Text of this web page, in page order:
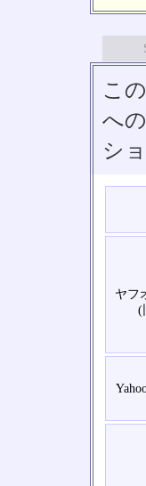
こ
へ
シ
ヤフ
(